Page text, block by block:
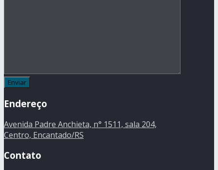
Endereço
Avenida Padre Anchieta, n° 1511, sala 204,
Centro, Encantado/RS
Contato